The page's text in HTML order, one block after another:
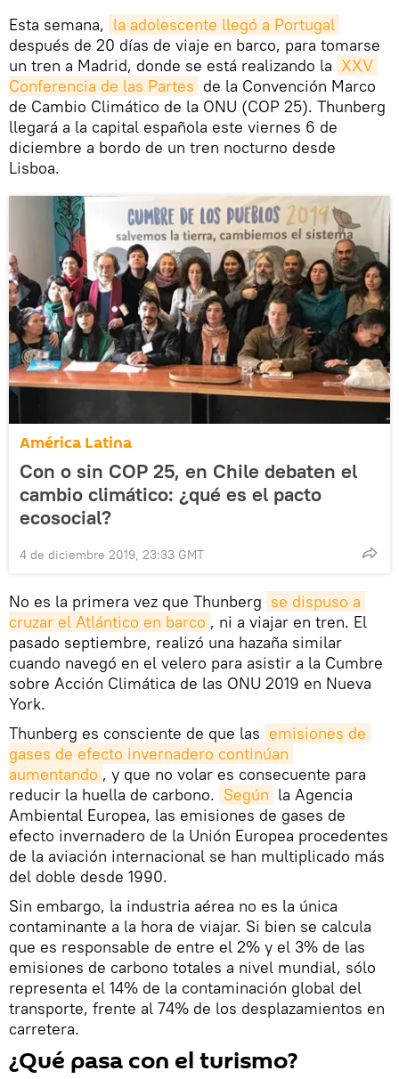
Esta semana, la adolescente llegó a Portugal
después de 20 días de viaje en barco, para tomarse
un tren a Madrid, donde se está realizando la XXV
Conferencia de las Partes de la Convención Marco
de Cambio Climático de la ONU (COP 25). Thunberg
llegará a la capital española este viernes 6 de
diciembre a bordo de un tren nocturno desde
Lisboa.
América Latina
Con o sin COP 25, en Chile debaten el
cambio climático: ¿qué es el pacto
ecosocial?
4 de diciembre 2019, 23:33 GMT
No es la primera vez que Thunberg se dispuso a
cruzar el Atlántico en barco , ni a viajar en tren. El
pasado septiembre, realizó una hazaña similar
cuando navegó en el velero para asistir a la Cumbre
sobre Acción Climática de las ONU 2019 en Nueva
York.
Thunberg es consciente de que las emisiones de
gases de efecto invernadero continúan
aumentando , y que no volar es consecuente para
reducir la huella de carbono. Según la Agencia
Ambiental Europea, las emisiones de gases de
efecto invernadero de la Unión Europea procedentes
de la aviación internacional se han multiplicado más
del doble desde 1990.
Sin embargo, la industria aérea no es la única
contaminante a la hora de viajar. Si bien se calcula
que es responsable de entre el 2% y el 3% de las
emisiones de carbono totales a nivel mundial, sólo
representa el 14% de la contaminación global del
transporte, frente al 74% de los desplazamientos en
carretera.
¿Qué pasa con el turismo?